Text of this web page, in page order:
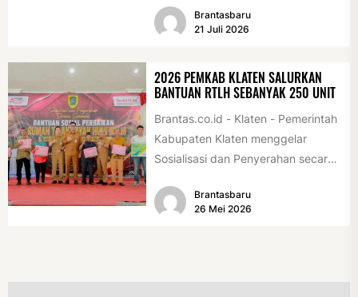
2026. Penghargaan tersebut
diserahkan sebagai...
Brantasbaru
21 Juli 2026
2026 PEMKAB KLATEN SALURKAN
BANTUAN RTLH SEBANYAK 250 UNIT
Brantas.co.id - Klaten - Pemerintah
Kabupaten Klaten menggelar
Sosialisasi dan Penyerahan secara
Rumah Tidak Layak Huni...
Brantasbaru
26 Mei 2026